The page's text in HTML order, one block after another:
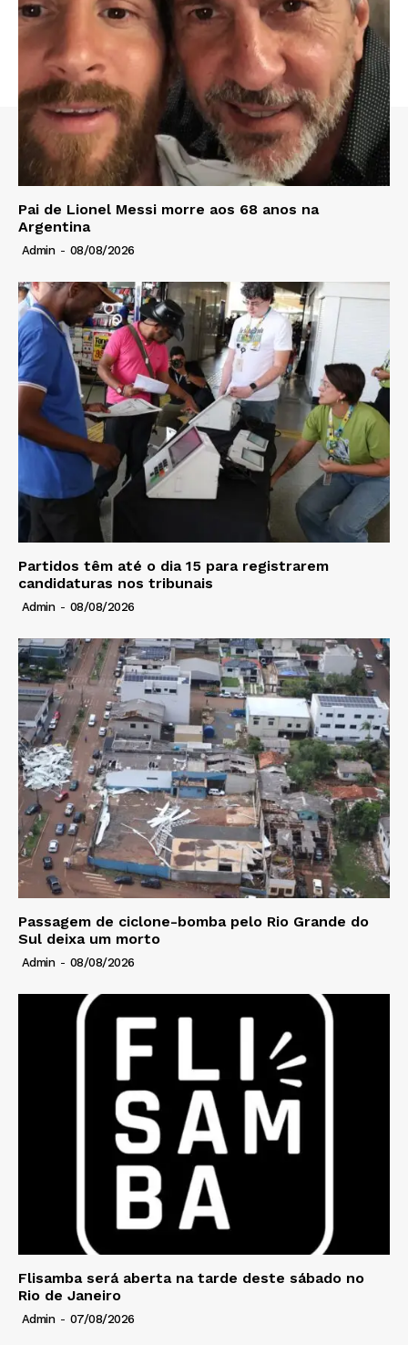
Pai de Lionel Messi morre aos 68 anos na
Argentina
Admin - 08/08/2026
Partidos têm até o dia 15 para registrarem
candidaturas nos tribunais
Admin - 08/08/2026
Passagem de ciclone-bomba pelo Rio Grande do
Sul deixa um morto
Admin - 08/08/2026
Flisamba será aberta na tarde deste sábado no
Rio de Janeiro
Admin - 07/08/2026